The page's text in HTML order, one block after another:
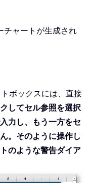
チャートが生成され
ボックスには、直接
してセル参照を選択
力し、もう一方をセ
。そのように操作し
のような警告ダイア